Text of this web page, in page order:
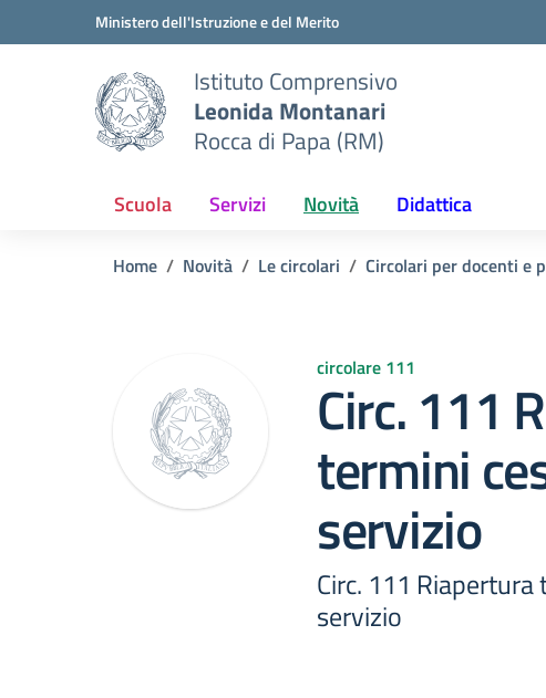
Vai ai contenuti
Vai al menu di navigazioneMinistero dell'Istruzione e del Merito
Istituto Comprensivo
Leonida Montanari
Rocca di Papa (RM)
Scuola Servizi Novità Didattica
Home Novità Le circolari Circolari per docenti e
circolare 111
Circ. 111
termini
servizio
Circ. 111
servizio